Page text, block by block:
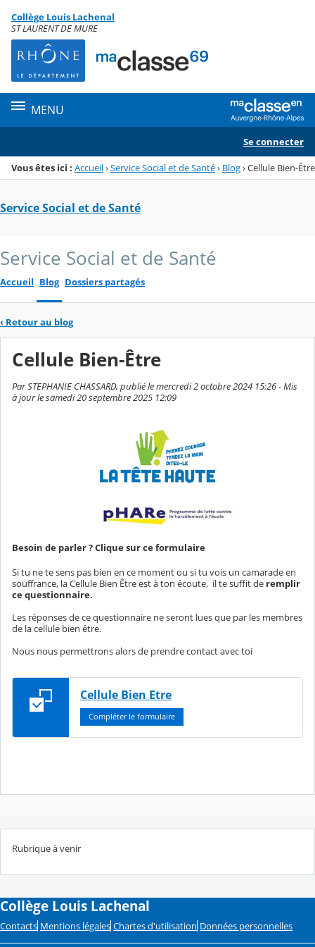
Menu de la rubrique
Contenu
Collège Louis Lachenal
ST LAURENT DE MURE
MENU
Se connecter
Vous êtes ici : Accueil›Service Social et de Santé› Blog›Cellule Bien-Être
Service Social et de Santé
Service Social et de Santé
Accueil Blog Dossiers partagés
‹ Retour au blog
Cellule Bien-Être
Par STEPHANIE CHASSARD, publié le mercredi 2 octobre 2024 15:26 - Mis
à jour le samedi 20 septembre 2025 12:09
Besoin de parler ? Clique sur ce formulaire
Si tu ne te sens pas bien en ce moment ou si tu vois un camarade en
souffrance, la Cellule Bien Être est à ton écoute, il te suffit de remplir
ce questionnaire.
Les réponses de ce questionnaire ne seront lues que par les membres
de la cellule bien être.
Nous nous permettrons alors de prendre contact avec toi
Cellule Bien Etre
Compléter le formulaire
Rubrique à venir
Collège Louis Lachenal
Contacts Mentions légales Chartes d'utilisation Données personnelles